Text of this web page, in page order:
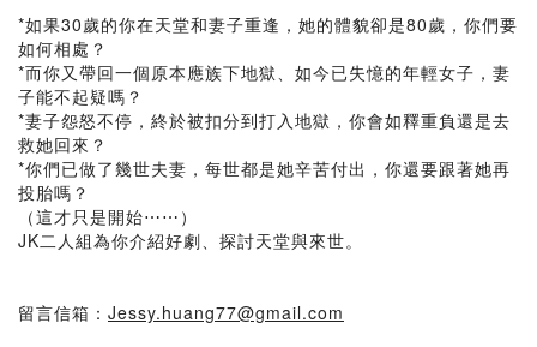
*如果30歲的你在天堂和妻子重逢，她的體貌卻是80歲，你們要
如何相處？
*而你又帶回一個原本應族下地獄、如今已失憶的年輕女子，妻
子能不起疑嗎？
*妻子怨怒不停，終於被扣分到打入地獄，你會如釋重負還是去
救她回來？
*你們已做了幾世夫妻，每世都是她辛苦付出，你還要跟著她再
投胎嗎？
（這才只是開始⋯⋯）
JK二人組為你介紹好劇、探討天堂與來世。
留言信箱： Jessy.huang77@gmail.com